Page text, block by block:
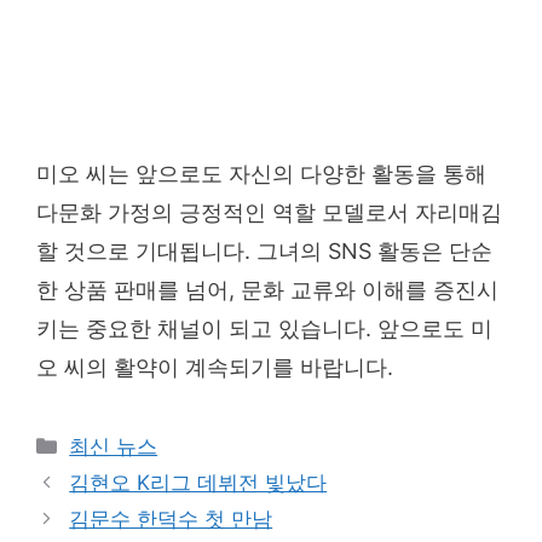
미오 씨는 앞으로도 자신의 다양한 활동을 통해
다문화 가정의 긍정적인 역할 모델로서 자리매김
할 것으로 기대됩니다. 그녀의 SNS 활동은 단순
한 상품 판매를 넘어, 문화 교류와 이해를 증진시
키는 중요한 채널이 되고 있습니다. 앞으로도 미
오 씨의 활약이 계속되기를 바랍니다.
Categories
최신 뉴스
김현오 K리그 데뷔전 빛났다
김문수 한덕수 첫 만남